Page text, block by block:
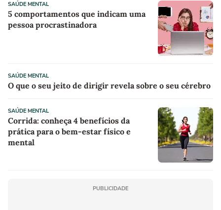
SAÚDE MENTAL
5 comportamentos que indicam uma
pessoa procrastinadora
SAÚDE MENTAL
O que o seu jeito de dirigir revela sobre o seu cérebro
SAÚDE MENTAL
Corrida: conheça 4 benefícios da
prática para o bem-estar físico e
mental
PUBLICIDADE